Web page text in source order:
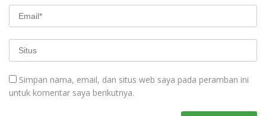
Simpan nama, email, dan situs web saya pada peramban ini
untuk komentar saya berikutnya.